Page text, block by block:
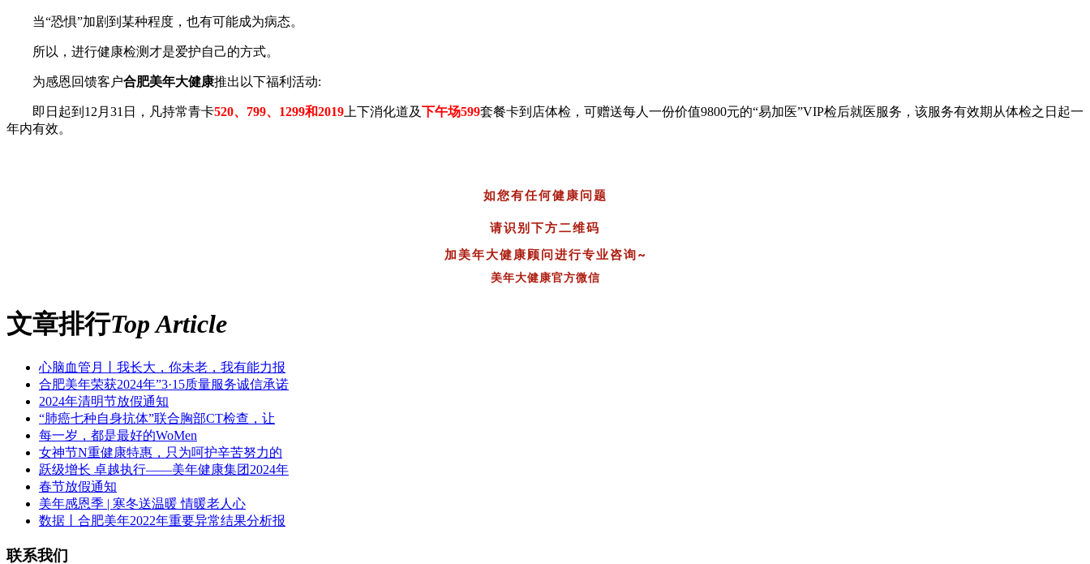
当“恐惧”加剧到某种程度，也有可能成为病态。
所以，进行健康检测才是爱护自己的方式。
为感恩回馈客户合肥美年大健康推出以下福利活动:
即日起到12月31日，凡持常青卡520、799、1299和2019 上下消化道及下午场599套餐卡到店体检，可赠送每人一份价值9800元的“易加医”VIP检后就医服务，该服务有效期从体检之日起一
年内有效。
如您有任何健康问题
请识别下方二维码
加美年大健康顾问进行专业咨询~
美年大健康官方微信
文章排行Top Article
心脑血管月丨我长大，你未老，我有能力报
合肥美年荣获2024年”3·15质量服务诚信承诺
2024年清明节放假通知
“肺癌七种自身抗体”联合胸部CT检查，让
每一岁，都是最好的WoMen
女神节N重健康特惠，只为呵护辛苦努力的
跃级增长 卓越执行——美年健康集团2024年
春节放假通知
美年感恩季 | 寒冬送温暖 情暖老人心
数据丨合肥美年2022年重要异常结果分析报
联系我们